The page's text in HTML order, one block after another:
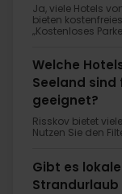
Ja, viele Hotels
bieten
„Kostenloses
Welche
Seeland sind
geeignet?
Risskov bietet
Nutzen Sie den
Gibt es
Strandurlaub